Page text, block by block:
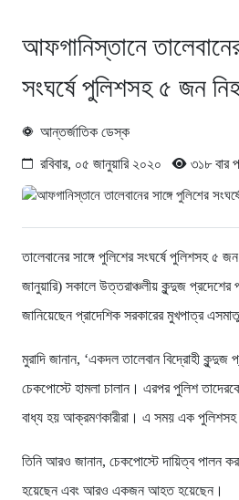
আফগানিস্তানে
সংঘর্ষে পুলিশসহ ৫ জন
আন্তর্জাতিক ডেস্ক
রবিবার, ০৫ জানুয়ারি ২০২০ ৩১৮ বার
তালেবানের সাঙ্গে পুলিশের সংঘর্ষে পুলিশসহ ৫
জানুয়ারি) সকালে উত্তরাঞ্চলীয় কুন্দুজ প্রদেশের
জানিয়েছেন প্রাদেশিক সরকারের মুখপাত্র
মুরাদি জানান, ‘একদল তালেবান বিদ্রোহী কুন্দুজ
চেকপোস্টে হামলা চালান। এরপর পুলিশ
বাধ্য হয় আক্রমণকারীরা। এ সময় এক পুলিশসহ
তিনি আরও জানান, চেকপোস্টে দায়িত্ব পালন
হয়েছেন এবং আরও একজন আহত হয়েছেন।